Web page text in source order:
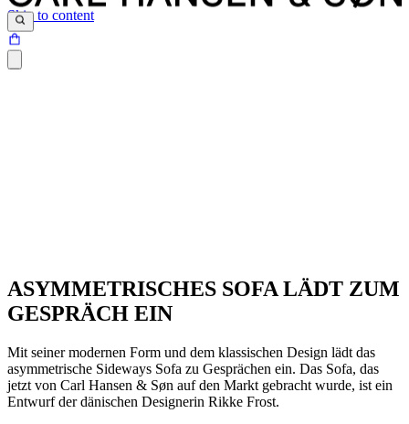
Skip to content
ASYMMETRISCHES SOFA LÄDT ZUM
GESPRÄCH EIN
Mit seiner modernen Form und dem klassischen Design lädt das
asymmetrische Sideways Sofa zu Gesprächen ein. Das Sofa, das
jetzt von Carl Hansen & Søn auf den Markt gebracht wurde, ist ein
Entwurf der dänischen Designerin Rikke Frost.